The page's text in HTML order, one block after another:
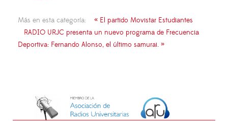
Más en esta categoría:
« El partido Movistar Estudiantes
RADIO URJC presenta un nuevo programa de Frecuencia
Deportiva: Fernando Alonso, el último samurai. »